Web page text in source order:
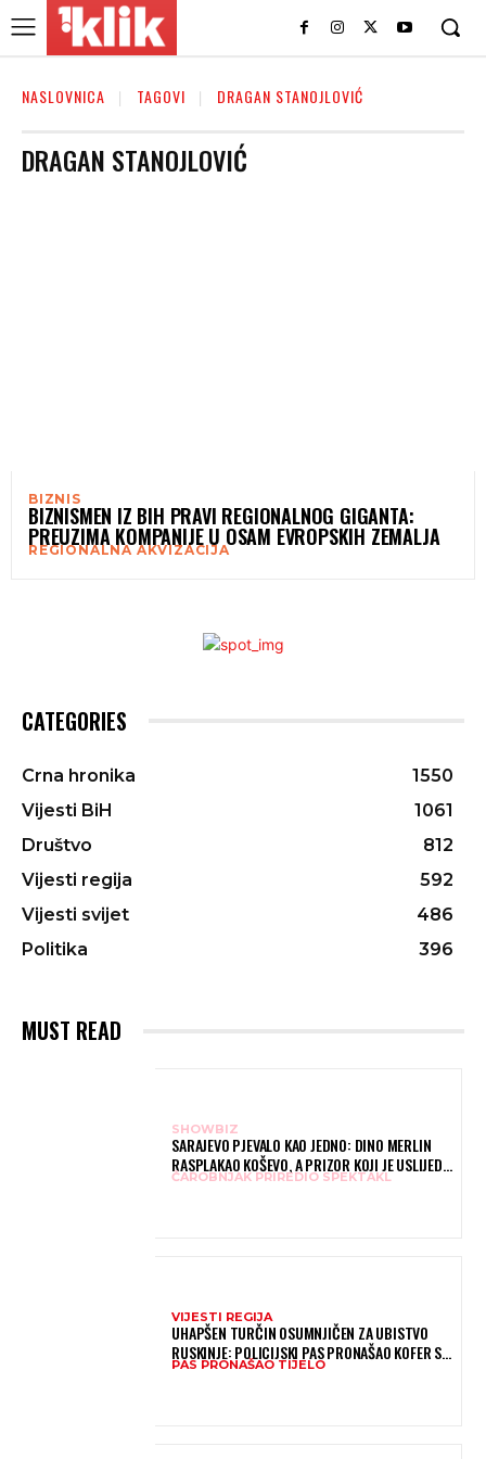
NASLOVNICA TAGOVI DRAGAN STANOJLOVIĆ
DRAGAN STANOJLOVIĆ
BIZNIS
BIZNISMEN IZ BIH PRAVI REGIONALNOG GIGANTA:
PREUZIMA KOMPANIJE U OSAM EVROPSKIH ZEMALJA
REGIONALNA AKVIZACIJA
CATEGORIES
Crna hronika
1550
Vijesti BiH
1061
Društvo
812
Vijesti regija
592
Vijesti svijet
486
Politika
396
MUST READ
SHOWBIZ
SARAJEVO PJEVALO KAO JEDNO: DINO MERLIN
RASPLAKAO KOŠEVO, A PRIZOR KOJI JE USLIJEDIO
DUGO ĆE SE PAMTITI – HILJADE LJUDI PJEVALO
ČAROBNJAK PRIREDIO SPEKTAKL
VIJESTI REGIJA
UHAPŠEN TURČIN OSUMNJIČEN ZA UBISTVO
RUSKINJE: POLICIJSKI PAS PRONAŠAO KOFER S
TIJELOM
PAS PRONAŠAO TIJELO